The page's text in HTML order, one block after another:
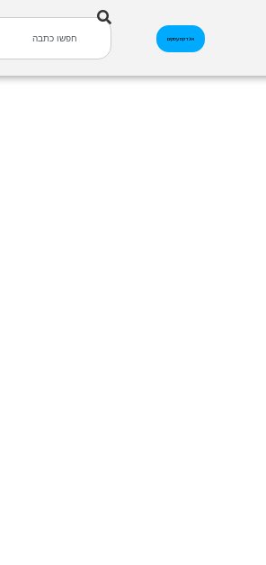
אינדקס עסקים